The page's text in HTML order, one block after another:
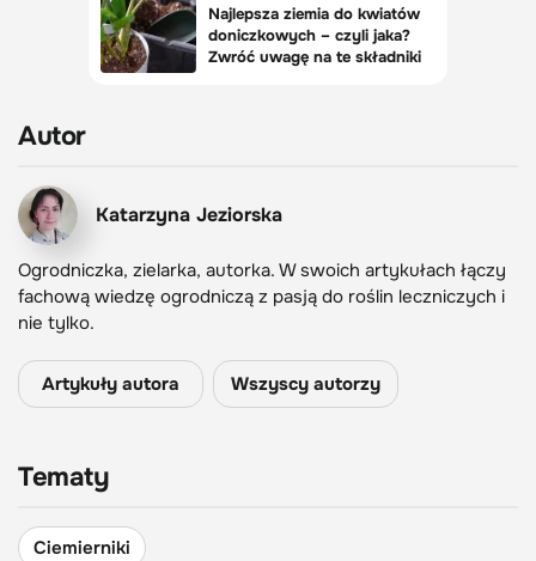
Autor
Katarzyna Jeziorska
Ogrodniczka, zielarka, autorka. W swoich artykułach łączy
fachową wiedzę ogrodniczą z pasją do roślin leczniczych i
nie tylko.
Artykuły autora Wszyscy autorzy
Tematy
Ciemierniki